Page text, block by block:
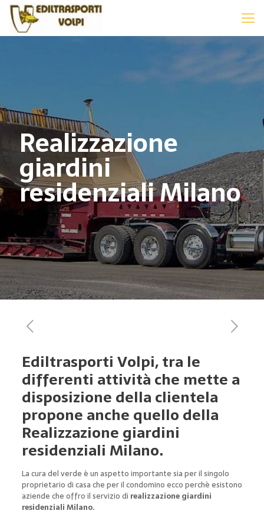
Realizzazione
giardini
residenziali Milano
Ediltrasporti Volpi, tra le
differenti attività che mette a
disposizione della clientela
propone anche quello della
Realizzazione giardini
residenziali Milano.
La cura del verde è un aspetto importante sia per il singolo
proprietario di casa che per il condomino ecco perchè esistono
aziende che offro il servizio di realizzazione giardini
residenziali Milano.